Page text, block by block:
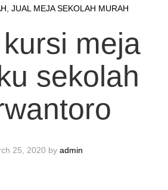
JUAL MEJA SEKOLAH MURAH
meja
sekolah
25, 2020 by admin